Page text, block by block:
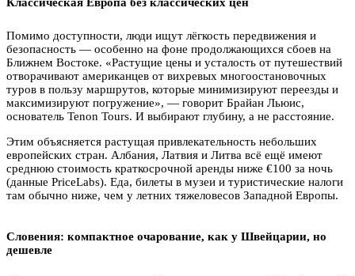
Классическая Европа без классических цен
Помимо доступности, люди ищут лёгкость передвижения и
безопасность — особенно на фоне продолжающихся сбоев на
Ближнем Востоке. «Растущие цены и усталость от путешествий
отворачивают американцев от вихревых многоостановочных
туров в пользу маршрутов, которые минимизируют переезды и
максимизируют погружение», — говорит Брайан Льюис,
основатель Tenon Tours. И выбирают глубину, а не расстояние.
Этим объясняется растущая привлекательность небольших
европейских стран. Албания, Латвия и Литва всё ещё имеют
среднюю стоимость краткосрочной аренды ниже €100 за ночь
(данные PriceLabs). Еда, билеты в музеи и туристические налоги
там обычно ниже, чем у летних тяжеловесов Западной Европы.
Словения: компактное очарование, как у Швейцарии, но
дешевле